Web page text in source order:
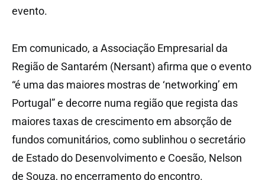
evento.
Em comunicado, a Associação Empresarial da
Região de Santarém (Nersant) afirma que o evento
“é uma das maiores mostras de ‘networking’ em
Portugal” e decorre numa região que regista das
maiores taxas de crescimento em absorção de
fundos comunitários, como sublinhou o secretário
de Estado do Desenvolvimento e Coesão, Nelson
de Souza, no encerramento do encontro.